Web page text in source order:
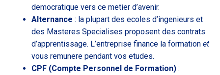
democratique vers ce metier d’avenir.
Alternance : la plupart des ecoles d’ingenieurs et
des Masteres Specialises proposent des contrats
d’apprentissage. L’entreprise finance la formation et
vous remunere pendant vos etudes.
CPF (Compte Personnel de Formation) :